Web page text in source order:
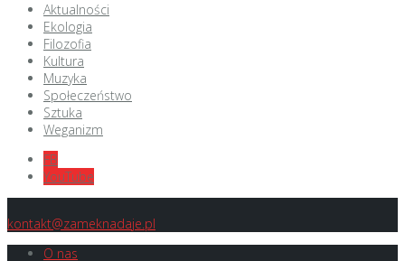
Aktualności
Ekologia
Filozofia
Kultura
Muzyka
Społeczeństwo
Sztuka
Weganizm
FB
YouTube
kontakt@zameknadaje.pl
O nas